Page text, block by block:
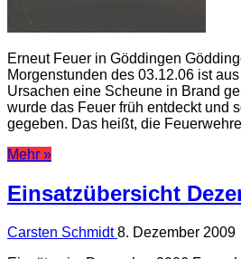
Erneut Feuer in Göddingen
Morgenstunden des 03.12.06 ist
Ursachen eine Scheune in Brand
wurde das Feuer früh entdeckt und
gegeben. Das heißt, die
Mehr »
Einsatzübersicht
Carsten Schmidt8. Dezember 2009